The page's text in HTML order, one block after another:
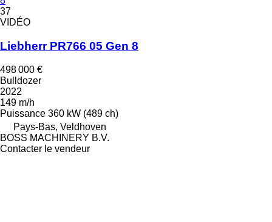
37
VIDÉO
Liebherr PR766 05 Gen 8
498 000 €
Bulldozer
2022
149 m/h
Puissance 360 kW (489 ch)
Pays-Bas, Veldhoven
BOSS MACHINERY B.V.
Contacter le vendeur